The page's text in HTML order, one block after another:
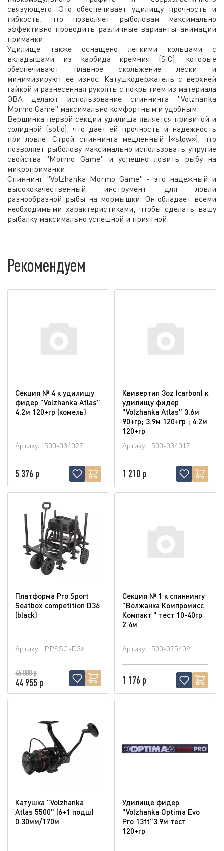
связующего. Это обеспечивает удилищу прочность и
гибкость, что позволяет рыболовам максимально
эффективно проводить различные варианты анимации
приманки.
Удилище также оснащено легкими кольцами с
вкладышами из карбида кремния (SiC), которые
обеспечивают плавное скольжение лески и
минимизируют ее износ. Катушкодержатель с верхней
гайкой и разнесенная рукоять с покрытием из материала
ЭВА делают использование спиннинга "Volzhanka
Mormo Game" максимально комфортным и удобным.
Вершинка первой секции удилища является привитой и
солидной (solid), что дает ей прочность и надежность
при ловле. Строй спиннинга медленный («slow»), что
позволяет рыболову максимально использовать упругие
свойства "Mormo Game" и успешно ловить рыбу на
микроприманки.
Спиннинг "Volzhanka Mormo Game" - это надежный и
высококачественный инструмент для ловли
разнообразной рыбы на мормышки. Он обладает всеми
необходимыми характеристиками, чтобы сделать вашу
рыбалку максимально успешной и приятной.
Рекомендуем
Секция № 4 к удилищу
фидер "Volzhanka Atlas"
4.2м 120+гр (комель)
Артикул 500-034027
5 376 р
Квивертип 3oz (carbon) к
удилищу фидер
"Volzhanka Atlas" 3.6м
90+гр; 3.9м 120+гр ; 4.2м
120+гр
Артикул 500-034017
1 210 р
Платформа Pro Sport
Seatbox competition D36
(blaсk)
Артикул PPSSC-D36
45 000 р
44 955 р
Секция № 1 к спиннингу
"Волжанка Компромисс
Компакт " тест 10-40гр
2.4м
Артикул 500-075409
1 176 р
Катушка "Volzhanka
Atlas 5500" (6+1 подш)
0.30мм/170м
Удилище фидер
"Volzhanka Optima Evo
Pro 13ft"3.9м тест
120+гр